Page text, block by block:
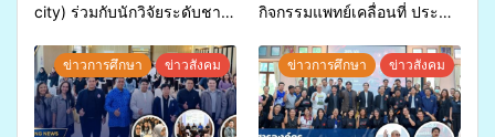
city) ร่วมกับนักวิจัยระดับชาติ
ประโยชน์จากสาหร่ายและ
เห็ดไมคอร์ไรซาสำหรับปลูกไม้
มีค่า-พืชเศรษฐกิจ”
กิจกรรมแพทย์เคลื่อนที่ ประจำ
สุขภาพแก่ประชาชนในพื้นที่
อำเภอจะนะ
ข่าวการศึกษา ข่าวสังคม ข่าวการศึกษา ข่าวสังคม